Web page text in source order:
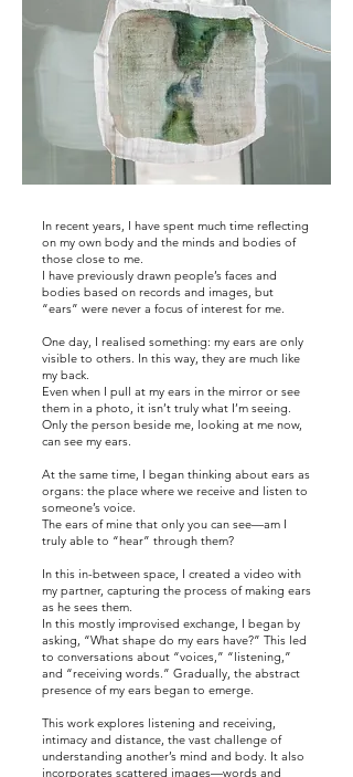
In recent years, I have spent much time reflecting
on my own body and the minds and bodies of
those close to me.
I have previously drawn people’s faces and
bodies based on records and images, but
“ears” were never a focus of interest for me.
One day, I realised something: my ears are only
visible to others. In this way, they are much like
my back.
Even when I pull at my ears in the mirror or see
them in a photo, it isn’t truly what I’m seeing.
Only the person beside me, looking at me now,
can see my ears.
At the same time, I began thinking about ears as
organs: the place where we receive and listen to
someone’s voice.
The ears of mine that only you can see—am I
truly able to “hear” through them?
In this in-between space, I created a video with
my partner, capturing the process of making ears
as he sees them.
In this mostly improvised exchange, I began by
asking, “What shape do my ears have?” This led
to conversations about “voices,” “listening,”
and “receiving words.” Gradually, the abstract
presence of my ears began to emerge.
This work explores listening and receiving,
intimacy and distance, the vast challenge of
understanding another’s mind and body. It also
incorporates scattered images—words and